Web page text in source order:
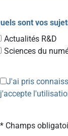
sont vos
Actualités R&D
Sciences du
J'ai pris
j'accepte
* Champs